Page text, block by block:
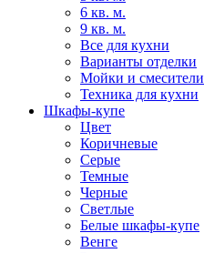
6 кв. м.
9 кв. м.
Все для кухни
Варианты отделки
Мойки и смесители
Техника для кухни
Шкафы-купе
Цвет
Коричневые
Серые
Темные
Черные
Светлые
Белые шкафы-купе
Венге